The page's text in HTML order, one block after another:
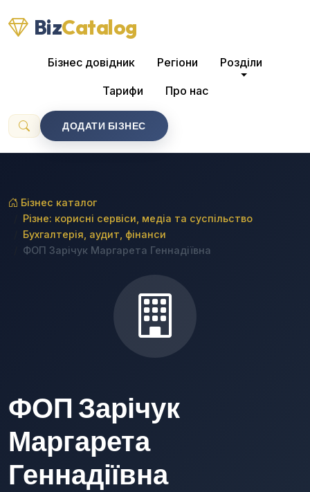
BizCatalog
Бізнес довідник Регіони Розділи
Тарифи Про нас
ДОДАТИ БІЗНЕС
Бізнес каталог
Різне: корисні сервіси, медіа та суспільство
Бухгалтерія, аудит, фінанси
ФОП Зарічук Маргарета Геннадіївна
ФОП Зарічук
Маргарета
Геннадіївна